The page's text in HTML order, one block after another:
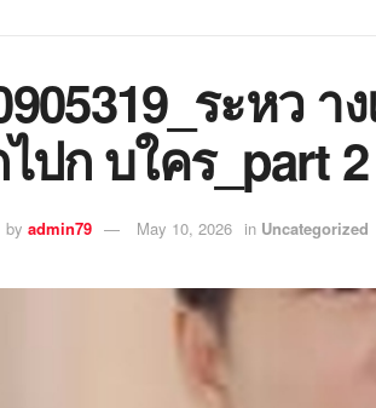
ระหว า
ปก บใคร_part 2
by admin79 May 10, 2026 in Uncategorized